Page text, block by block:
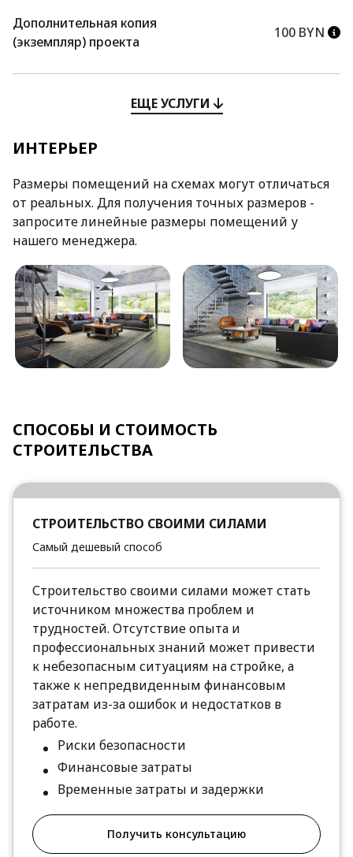
Дополнительная копия
(экземпляр) проекта
100 BYN
ЕЩЕ УСЛУГИ
ИНТЕРЬЕР
Размеры помещений на схемах могут отличаться
от реальных. Для получения точных размеров -
запросите линейные размеры помещений у
нашего менеджера.
СПОСОБЫ И СТОИМОСТЬ
СТРОИТЕЛЬСТВА
СТРОИТЕЛЬСТВО СВОИМИ СИЛАМИ
Самый дешевый способ
Строительство своими силами может стать
источником множества проблем и
трудностей. Отсутствие опыта и
профессиональных знаний может привести
к небезопасным ситуациям на стройке, а
также к непредвиденным финансовым
затратам из-за ошибок и недостатков в
работе.
Риски безопасности
Финансовые затраты
Временные затраты и задержки
Получить консультацию